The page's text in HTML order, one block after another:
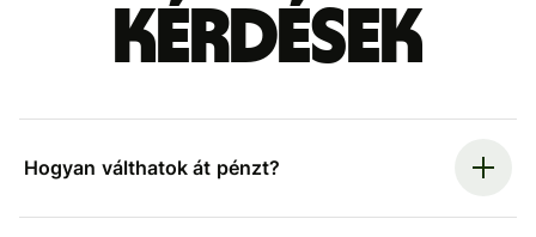
kérdések
Hogyan válthatok át pénzt?